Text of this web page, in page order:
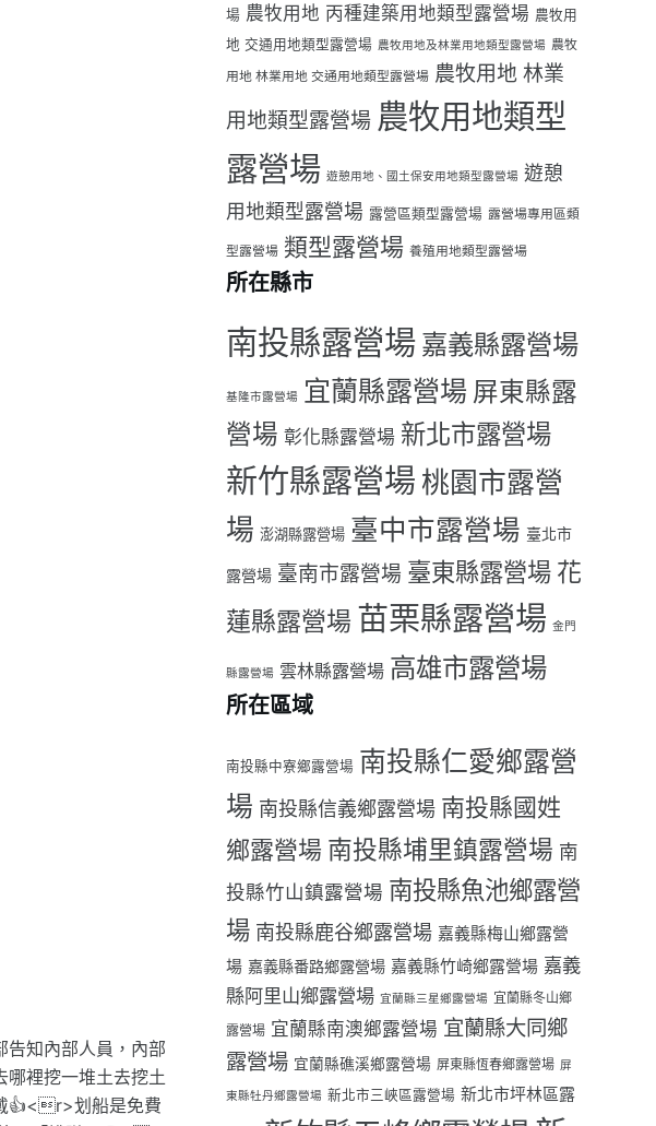
知內部人員，內部
裡挖一堆土去挖土
👍<r>划船是免費
場 農牧用地 丙種建築用地類型露營場 農牧用
地 交通用地類型露營場 農牧用地及林業用地類型露營場 農牧
用地 林業用地 交通用地類型露營場 農牧用地 林業
用地類型露營場 農牧用地類型
露營場 遊憩用地、國土保安用地類型露營場 遊憩
用地類型露營場 露營區類型露營場 露營場專用區類
型露營場 類型露營場 養殖用地類型露營場
所在縣市
南投縣露營場 嘉義縣露營場
基隆市露營場 宜蘭縣露營場 屏東縣露
營場 彰化縣露營場 新北市露營場
新竹縣露營場 桃園市露營
場 澎湖縣露營場 臺中市露營場 臺北市
露營場 臺南市露營場 臺東縣露營場 花
蓮縣露營場 苗栗縣露營場 金門
縣露營場 雲林縣露營場 高雄市露營場
所在區域
南投縣中寮鄉露營場 南投縣仁愛鄉露營
場 南投縣信義鄉露營場 南投縣國姓
鄉露營場 南投縣埔里鎮露營場 南
投縣竹山鎮露營場 南投縣魚池鄉露營
場 南投縣鹿谷鄉露營場 嘉義縣梅山鄉露營
場 嘉義縣番路鄉露營場 嘉義縣竹崎鄉露營場 嘉義
縣阿里山鄉露營場 宜蘭縣三星鄉露營場 宜蘭縣冬山鄉
露營場 宜蘭縣南澳鄉露營場 宜蘭縣大同鄉
露營場 宜蘭縣礁溪鄉露營場 屏東縣恆春鄉露營場 屏
東縣牡丹鄉露營場 新北市三峽區露營場 新北市坪林區露